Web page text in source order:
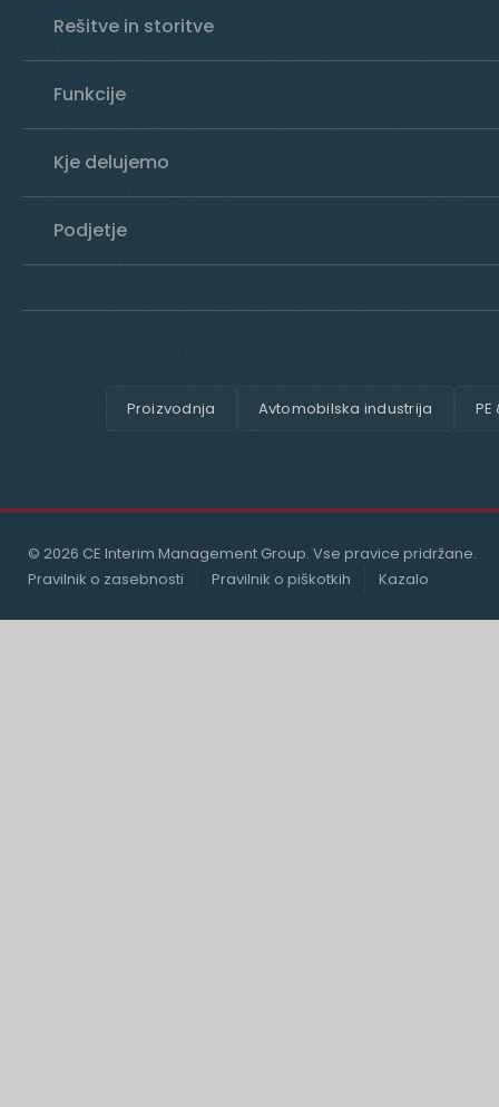
Rešitve in storitve
Funkcije
Kje delujemo
Podjetje
Proizvodnja Avtomobilska industrija PE
© 2026 CE Interim Management Group. Vse pravice pridržane.
Pravilnik o zasebnosti
Pravilnik o piškotkih Kazalo